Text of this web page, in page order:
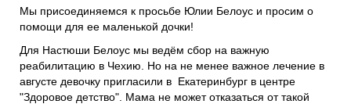
Мы присоединяемся к просьбе Юлии Белоус и просим о
помощи для ее маленькой дочки!
Для Настюши Белоус мы ведём сбор на важную
реабилитацию в Чехию. Но на не менее важное лечение в
августе девочку пригласили в Екатеринбург в центре
"Здоровое детство". Мама не может отказаться от такой